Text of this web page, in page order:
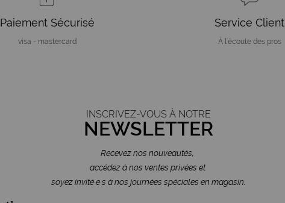
Paiement Sécurisé
visa - mastercard
Service Client
À l'écoute des pros
INSCRIVEZ-VOUS À NOTRE
NEWSLETTER
Recevez nos nouveautés,
accédez à nos ventes privées et
soyez invité·e·s à nos journées spéciales en magasin.